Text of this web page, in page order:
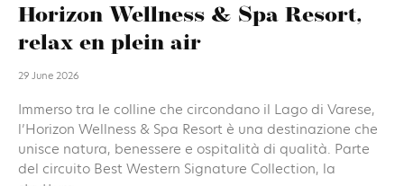
Horizon Wellness & Spa Resort,
relax en plein air
29 June 2026
Immerso tra le colline che circondano il Lago di Varese,
l’Horizon Wellness & Spa Resort è una destinazione che
unisce natura, benessere e ospitalità di qualità. Parte
del circuito Best Western Signature Collection, la